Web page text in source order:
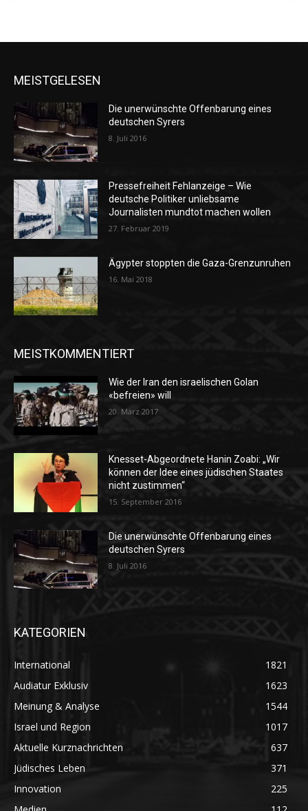
MEISTGELESEN
Die unerwünschte Offenbarung eines
deutschen Syrers
8. Juli 2016
Pressefreiheit Fehlanzeige – Wie
deutsche Politiker unliebsame
Journalisten mundtot machen wollen
27. Februar 2019
Ägypter stoppten die Gaza-Grenzunruhen
16. Mai 2018
MEISTKOMMENTIERT
Wie der Iran den israelischen Golan
«befreien» will
20. März 2017
Knesset-Abgeordnete Hanin Zoabi: „Wir
können der Idee eines jüdischen Staates
nicht zustimmen“
15. September 2016
Die unerwünschte Offenbarung eines
deutschen Syrers
8. Juli 2016
KATEGORIEN
International
1821
Audiatur Exklusiv
1623
Meinung & Analyse
1544
Israel und Region
1017
Aktuelle Kurznachrichten
637
Jüdisches Leben
371
Innovation
225